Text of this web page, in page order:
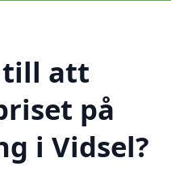
till att
på
i Vidsel?